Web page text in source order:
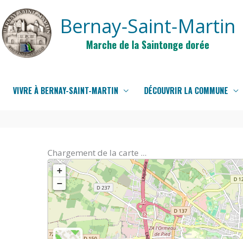
Bernay-Saint-Martin
Marche de la Saintonge dorée
VIVRE À BERNAY-SAINT-MARTIN DÉCOUVRIR LA COMMUNE
Chargement de la carte ...
+
−